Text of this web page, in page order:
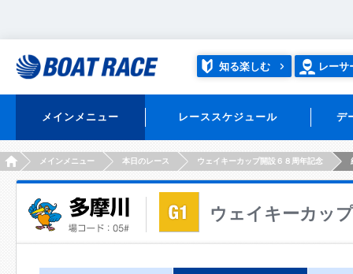
知る楽しむ レーサ
メインメニュー レーススケジュール デ
HOMEメインメニュー 本日のレース ウェイキーカップ開設６８周年記念
ウェイキーカッ